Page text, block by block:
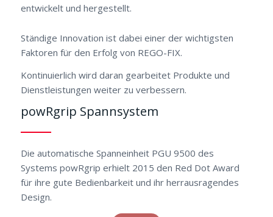
entwickelt und hergestellt.
Ständige Innovation ist dabei einer der wichtigsten
Faktoren für den Erfolg von REGO-FIX.
Kontinuierlich wird daran gearbeitet Produkte und
Dienstleistungen weiter zu verbessern.
powRgrip Spannsystem
Die automatische Spanneinheit PGU 9500 des
Systems powRgrip erhielt 2015 den Red Dot Award
für ihre gute Bedienbarkeit und ihr herrausragendes
Design.